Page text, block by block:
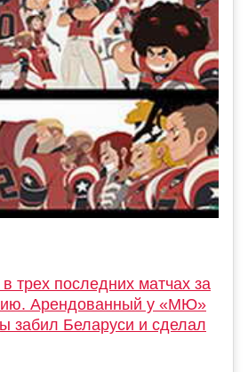
трех последних матчах за
Арендованный у «МЮ»
забил Беларуси и сделал